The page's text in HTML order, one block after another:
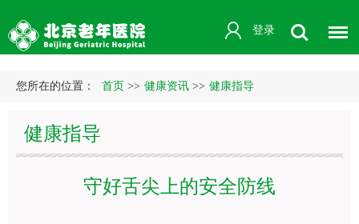
登录
您所在的位置： 首页 >> 健康资讯 >> 健康指导
健康指导
守好舌尖上的安全防线